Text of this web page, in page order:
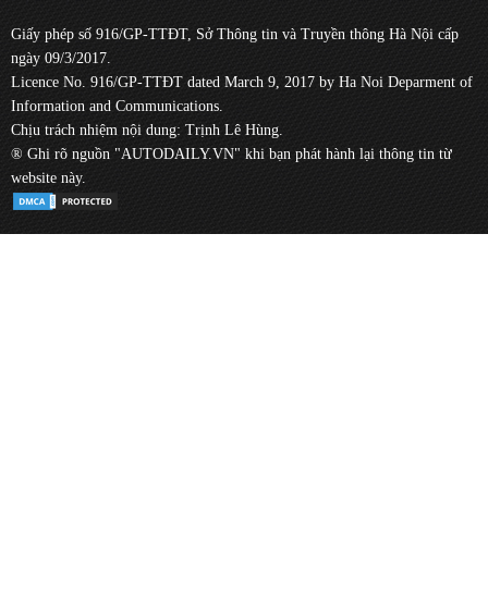
Giấy phép số 916/GP-TTĐT, Sở Thông tin và Truyền thông Hà Nội cấp
ngày 09/3/2017.
Licence No. 916/GP-TTĐT dated March 9, 2017 by Ha Noi Deparment of
Information and Communications.
Chịu trách nhiệm nội dung: Trịnh Lê Hùng.
® Ghi rõ nguồn "AUTODAILY.VN" khi bạn phát hành lại thông tin từ
website này.